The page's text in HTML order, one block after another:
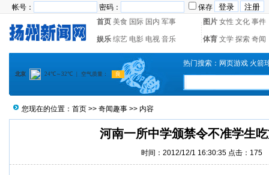
帐号： 密码：
保存
首页 美食 国际 国内 军事 图片 女性 文化 事件
娱乐 综艺 电影 电视 音乐 体育 文学 探索 奇闻
热门搜索： 网页游戏 火箭
您现在的位置： 首页 >> 奇闻趣事 >> 内容
河南一所中学颁禁令不准学生
时间：2012/12/1 16:30:35 点击： 175